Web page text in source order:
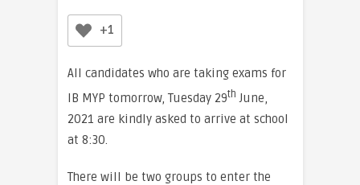
+1
All candidates who are taking exams for
IB MYP tomorrow, Tuesday 29th June,
2021 are kindly asked to arrive at school
at 8:30.
There will be two groups to enter the